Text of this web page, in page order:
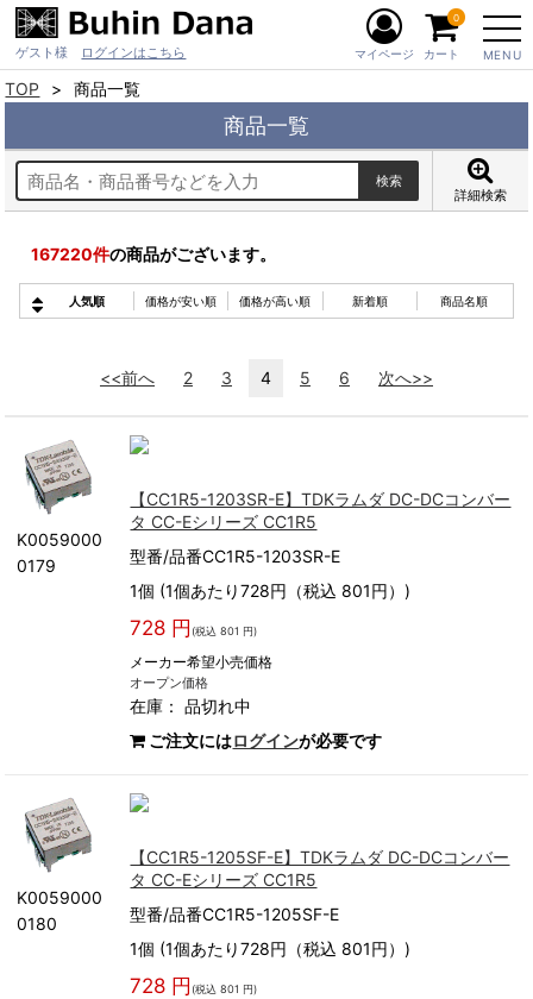
ゲスト様 ログインはこちら MENU
マイページ カート
0
TOP 商品一覧
商品一覧
詳細検索
167220件の商品がございます。
人気順 価格が安い順 価格が高い順 新着順 商品名順
<<前へ 2 3 4 5 6 次へ>>
K0059000
0179
【CC1R5-1203SR-E】TDKラムダ DC-DCコンバー
タ CC-Eシリーズ CC1R5
型番/品番CC1R5-1203SR-E
1個 (1個あたり728円（税込 801円）)
728 円 (税込 801 円)
メーカー希望小売価格
オープン価格
在庫：品切れ中
ご注文にはログインが必要です
K0059000
0180
【CC1R5-1205SF-E】TDKラムダ DC-DCコンバー
タ CC-Eシリーズ CC1R5
型番/品番CC1R5-1205SF-E
1個 (1個あたり728円（税込 801円）)
728 円 (税込 801 円)